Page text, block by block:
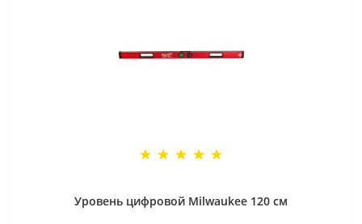
Уровень цифровой Milwaukee 120 см